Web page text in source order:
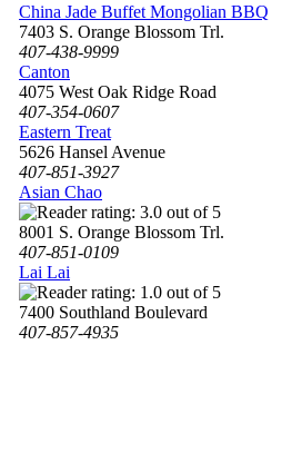
China Jade Buffet Mongolian BBQ
7403 S. Orange Blossom Trl.
407-438-9999
Canton
4075 West Oak Ridge Road
407-354-0607
Eastern Treat
5626 Hansel Avenue
407-851-3927
Asian Chao
8001 S. Orange Blossom Trl.
407-851-0109
Lai Lai
7400 Southland Boulevard
407-857-4935